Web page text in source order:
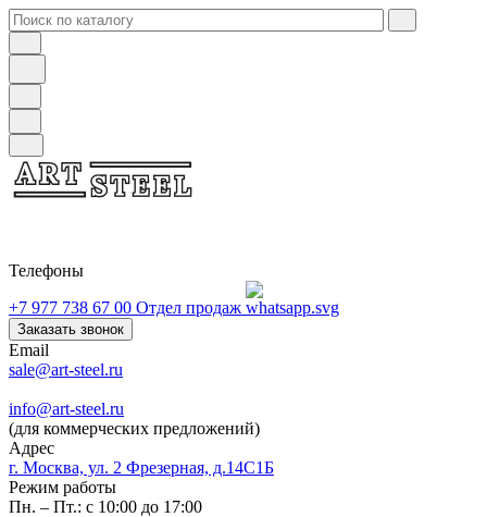
Телефоны
+7 977 738 67 00 Отдел продаж
Заказать звонок
Email
sale@art-steel.ru
info@art-steel.ru
(для коммерческих предложений)
Адрес
г. Москва, ул. 2 Фрезерная, д.14С1Б
Режим работы
Пн. – Пт.: с 10:00 до 17:00